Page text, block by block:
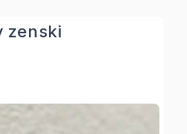
zenski